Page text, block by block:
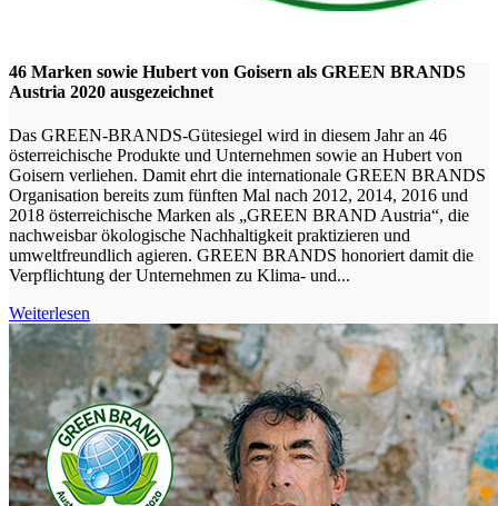
46 Marken sowie Hubert von Goisern als GREEN BRANDS
Austria 2020 ausgezeichnet
Das GREEN-BRANDS-Gütesiegel wird in diesem Jahr an 46
österreichische Produkte und Unternehmen sowie an Hubert von
Goisern verliehen. Damit ehrt die internationale GREEN BRANDS
Organisation bereits zum fünften Mal nach 2012, 2014, 2016 und
2018 österreichische Marken als „GREEN BRAND Austria“, die
nachweisbar ökologische Nachhaltigkeit praktizieren und
umweltfreundlich agieren. GREEN BRANDS honoriert damit die
Verpflichtung der Unternehmen zu Klima- und...
Weiterlesen